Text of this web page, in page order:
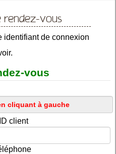
rendez-vous
identifiant de connexion
vous
client